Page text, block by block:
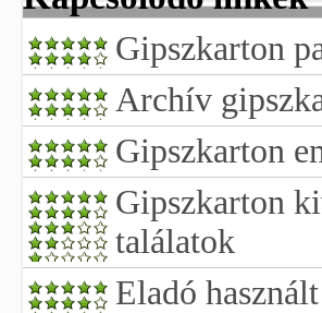
Gipszkarton
Archív
Gipszkarton
Gipszkarton
találatok
Eladó